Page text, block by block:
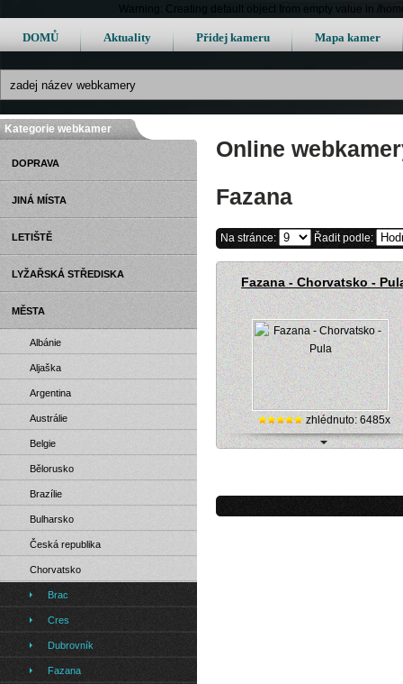
Warning: Creating default object from empty value in /
DOMŮ Aktuality Přidej kameru Mapa kamer
Online
Fazana
Na stránce: Řadit podle:
Fazana - Chorvatsko -
zhlédnuto: 6485x
Kategorie webkamer
DOPRAVA
JINÁ MÍSTA
LETIŠTĚ
LYŽAŘSKÁ STŘEDISKA
MĚSTA
Albánie
Aljaška
Argentina
Austrálie
Belgie
Bělorusko
Brazílie
Bulharsko
Česká republika
Chorvatsko
Brac
Cres
Dubrovník
Fazana